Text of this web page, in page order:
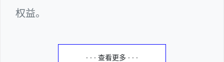
权益。
· · · 查看更多 · · ·